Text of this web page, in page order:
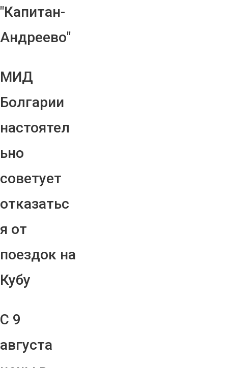
"Капитан-
Андреево"
МИД
Болгарии
настоятел
ьно
советует
отказатьс
я от
поездок на
Кубу
С 9
августа